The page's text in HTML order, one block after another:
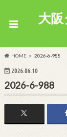
大
HOME 2026-6-988
2026.06.10
2026-6-988